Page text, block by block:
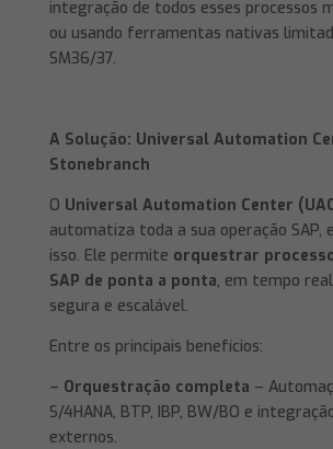
integração de todos esses processos
ou usando ferramentas nativas
SM36/37.
A Solução: Universal Automation
Stonebranch
O Universal Automation Center
automatiza toda a sua operação SAP,
isso. Ele permite orquestrar
SAP de ponta a ponta, em tempo
segura e escalável.
Entre os principais benefícios:
– Orquestração completa –
S/4HANA, BTP, IBP, BW/BO e
externos.